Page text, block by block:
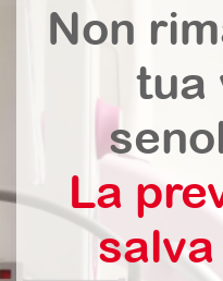
Non
tua
La